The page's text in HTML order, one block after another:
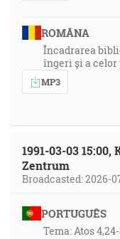
ROMÂNA
Încadrarea
îngeri și a celor
MP3
1991-03-03
Zentrum
Broadcasted: 2026-
PORTUGUÊS
Tema: Atos